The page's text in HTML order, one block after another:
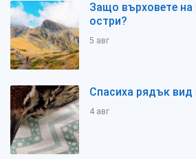
Защо върховете на
остри?
5 авг
Спасиха рядък вид
4 авг